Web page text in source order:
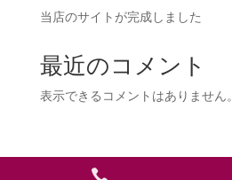
当店のサイトが完成しました
最近のコメント
表示できるコメントはありません。
